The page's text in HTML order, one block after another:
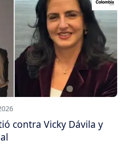
contra Vicky Dávila y